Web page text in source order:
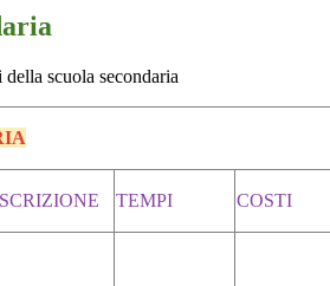
scuola secondaria
TEMPI COSTI